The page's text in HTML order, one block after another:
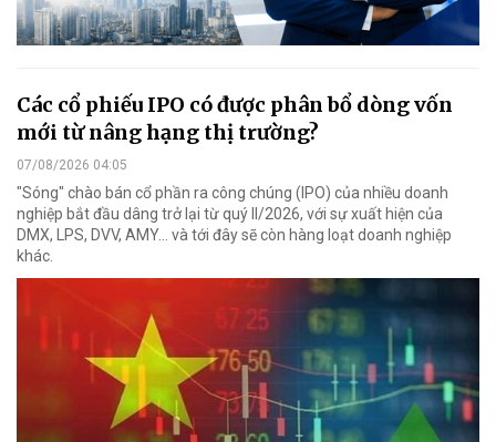
Các cổ phiếu IPO có được phân bổ dòng vốn
mới từ nâng hạng thị trường?
07/08/2026 04:05
"Sóng" chào bán cổ phần ra công chúng (IPO) của nhiều doanh
nghiệp bắt đầu dâng trở lại từ quý II/2026, với sự xuất hiện của
DMX, LPS, DVV, AMY... và tới đây sẽ còn hàng loạt doanh nghiệp
khác.